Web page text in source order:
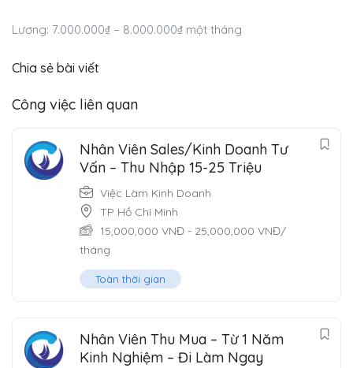
Lương: 7.000.000₫ – 8.000.000₫ một tháng
Chia sẻ bài viết
Công việc liên quan
Nhân Viên Sales/Kinh Doanh Tư
Vấn – Thu Nhập 15-25 Triệu
Việc Làm Kinh Doanh
TP Hồ Chí Minh
15,000,000 VNĐ - 25,000,000 VNĐ/
tháng
Toàn thời gian
Nhân Viên Thu Mua – Từ 1 Năm
Kinh Nghiệm – Đi Làm Ngay